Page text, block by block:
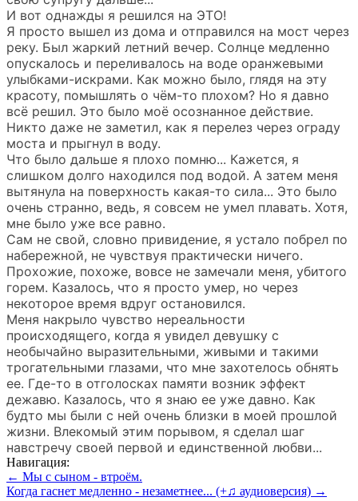
И вот однажды я решился на ЭТО!
Я просто вышел из дома и отправился на мост через
реку. Был жаркий летний вечер. Солнце медленно
опускалось и переливалось на воде оранжевыми
улыбками-искрами. Как можно было, глядя на эту
красоту, помышлять о чём-то плохом? Но я давно
всё решил. Это было моё осознанное действие.
Никто даже не заметил, как я перелез через ограду
моста и прыгнул в воду.
Что было дальше я плохо помню... Кажется, я
слишком долго находился под водой. А затем меня
вытянула на поверхность какая-то сила... Это было
очень странно, ведь, я совсем не умел плавать. Хотя,
мне было уже все равно.
Сам не свой, словно привидение, я устало побрел по
набережной, не чувствуя практически ничего.
Прохожие, похоже, вовсе не замечали меня, убитого
горем. Казалось, что я просто умер, но через
некоторое время вдруг остановился.
Меня накрыло чувство нереальности
происходящего, когда я увидел девушку с
необычайно выразительными, живыми и такими
трогательными глазами, что мне захотелось обнять
ее. Где-то в отголосках памяти возник эффект
дежавю. Казалось, что я знаю ее уже давно. Как
будто мы были с ней очень близки в моей прошлой
жизни. Влекомый этим порывом, я сделал шаг
навстречу своей первой и единственной любви...
Навигация:
← Мы с сыном - втроём.
Когда гаснет медленно - незаметнее... (+♫ аудиоверсия) →